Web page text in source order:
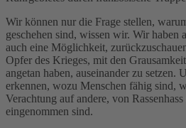
Wir können nur die Frage stellen,
geschehen sind, wissen wir. Wir haben
auch eine Möglichkeit,
Opfer des Krieges, mit den
angetan haben, auseinander zu setzen.
erkennen, wozu Menschen fähig sind,
Verachtung auf andere, von
eingenommen sind.